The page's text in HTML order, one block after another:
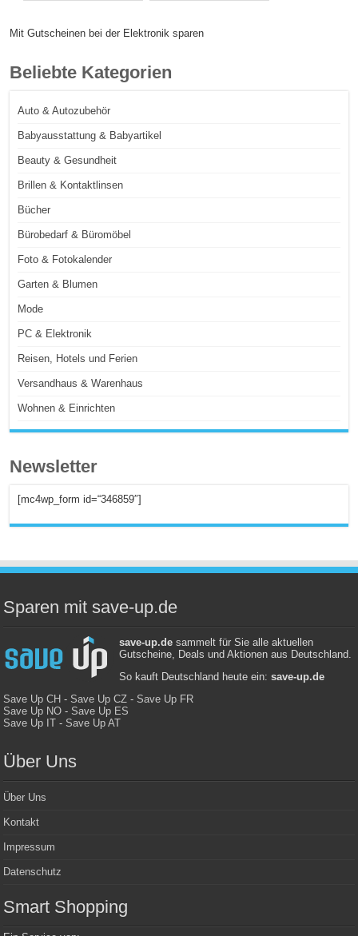
Mit Gutscheinen bei der Elektronik sparen
Beliebte Kategorien
Auto & Autozubehör
Babyausstattung & Babyartikel
Beauty & Gesundheit
Brillen & Kontaktlinsen
Bücher
Bürobedarf & Büromöbel
Foto & Fotokalender
Garten & Blumen
Mode
PC & Elektronik
Reisen, Hotels und Ferien
Versandhaus & Warenhaus
Wohnen & Einrichten
Newsletter
[mc4wp_form id=“346859″]
Sparen mit save-up.de
save-up.desammelt für Sie alle aktuellen
Gutscheine, Deals und Aktionen aus Deutschland.
So kauft Deutschland heute ein: save-up.de
Save Up CH -Save Up CZ -Save Up FR
Save Up NO -Save Up ES
Save Up IT -Save Up AT
Über Uns
Über Uns
Kontakt
Impressum
Datenschutz
Smart Shopping